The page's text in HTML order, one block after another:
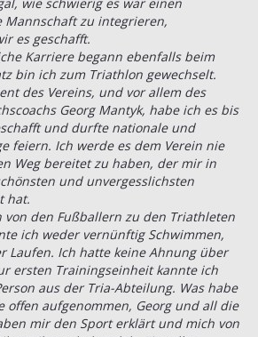
Mannschaft zu integrieren,
es geschafft.
Karriere begann ebenfalls beim
bin ich zum Triathlon gewechselt.
des Vereins, und vor allem des
Georg Mantyk, habe ich es bis
und durfte nationale und
feiern. Ich werde es dem Verein nie
Weg bereitet zu haben, der mir in
und unvergesslichsten
hat.
von den Fußballern zu den Triathleten
ich weder vernünftig Schwimmen,
Laufen. Ich hatte keine Ahnung über
ersten Trainingseinheit kannte ich
aus der Tria-Abteilung. Was habe
offen aufgenommen, Georg und all die
mir den Sport erklärt und mich von